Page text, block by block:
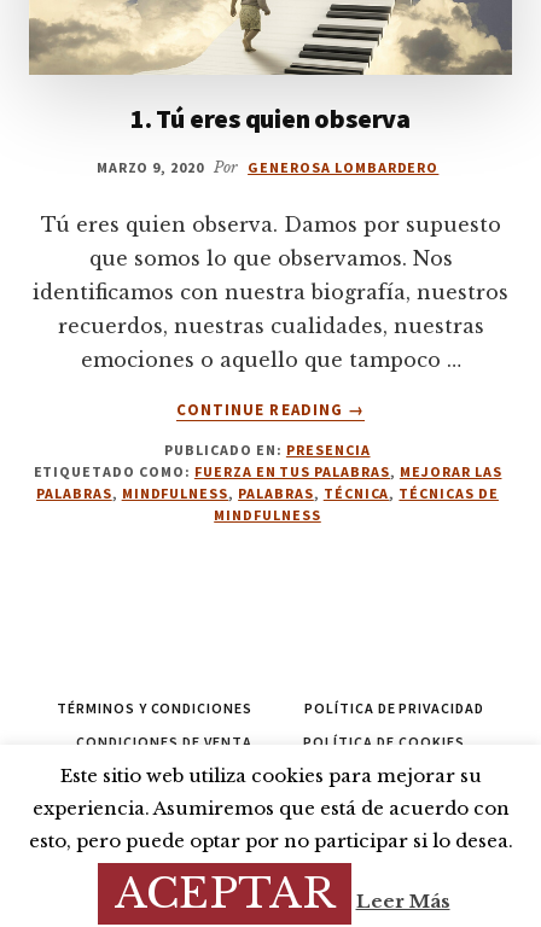
1. Tú eres quien observa
MARZO 9, 2020 Por GENEROSA LOMBARDERO
Tú eres quien observa. Damos por supuesto
que somos lo que observamos. Nos
identificamos con nuestra biografía, nuestros
recuerdos, nuestras cualidades, nuestras
emociones o aquello que tampoco …
CONTINUE READING
ACERCA
1.
TÚ
→
PUBLICADO EN: PRESENCIA
ETIQUETADO COMO: FUERZA EN TUS PALABRAS, MEJORAR LAS
PALABRAS, MINDFULNESS, PALABRAS, TÉCNICA, TÉCNICAS DE
MINDFULNESS
TÉRMINOS Y CONDICIONES
POLÍTICA DE PRIVACIDAD
CONDICIONES DE VENTA
POLÍTICA DE COOKIES
CONTACTAR
PROPONER CANCELAR
COPYRIGHT © 2026
*DISEÑO WEB JOSÉ CARLOS HERNÁNDEZ *CURSOS DE GENEROSA
LOMBARDERO
Este sitio web utiliza cookies para mejorar su
experiencia. Asumiremos que está de acuerdo con
esto, pero puede optar por no participar si lo desea.
ACEPTAR Leer Más